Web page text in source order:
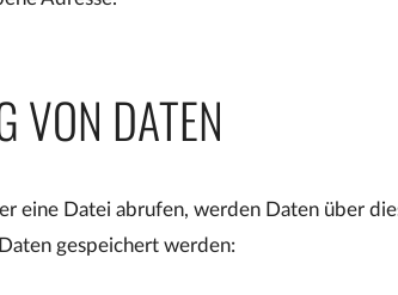
VON DATEN
eine Datei abrufen, werden Daten über
gespeichert werden: